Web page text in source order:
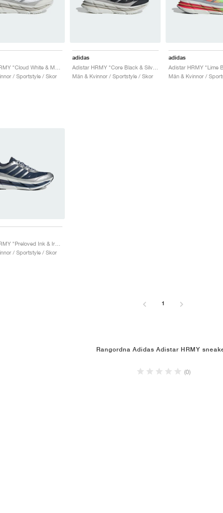
/ Sportstyle / Skor
adidas
Män & Kvinnor / Sportstyle / Skor
adidas
Män & Kvinnor /
/ Sportstyle / Skor
1
Rangordna Adidas Adistar HRMY
(0)